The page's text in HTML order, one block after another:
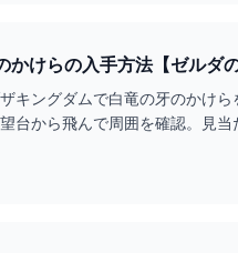
かけらの入手方法【ゼルダ
キングダムで白竜の牙のかけ
台から飛んで周囲を確認。見当